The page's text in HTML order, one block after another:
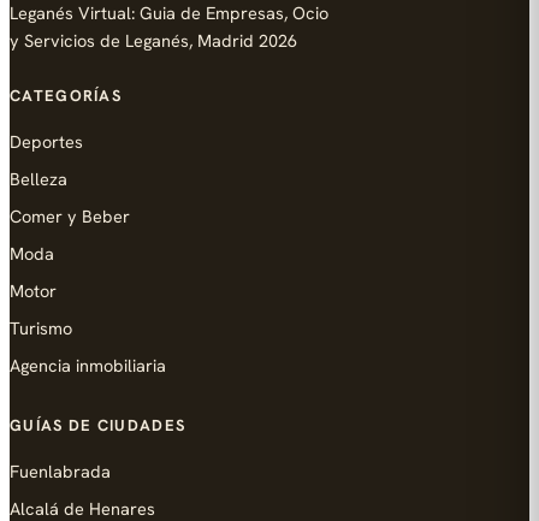
Leganés Virtual: Guia de Empresas, Ocio
y Servicios de Leganés, Madrid 2026
CATEGORÍAS
Deportes
Belleza
Comer y Beber
Moda
Motor
Turismo
Agencia inmobiliaria
GUÍAS DE CIUDADES
Fuenlabrada
Alcalá de Henares